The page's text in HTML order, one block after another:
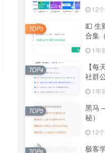
12
💵 生
合集
1年
TOP3
【每
社群
1年
TOP4
黑马
秘）
12
TOP5
极客